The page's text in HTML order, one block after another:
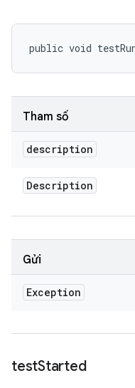
public void
Tham số
description
Description
Gửi
Exception
testStarted